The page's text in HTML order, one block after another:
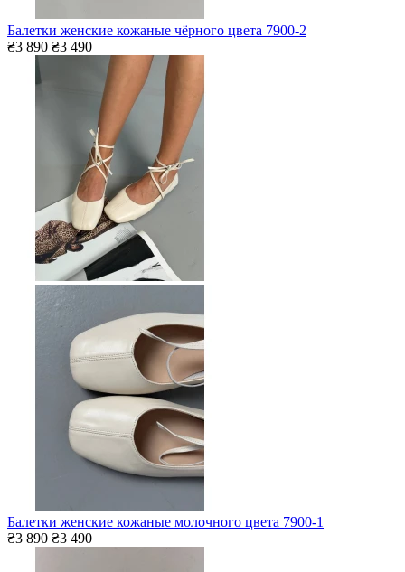
Балетки женские кожаные чёрного цвета 7900-2
₴3 890 ₴3 490
Балетки женские кожаные молочного цвета 7900-1
₴3 890 ₴3 490